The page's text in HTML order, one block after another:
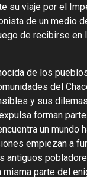
su viaje por el
de un medio
de recibirse en
de los
del
y sus
forman
un mundo
empiezan a
antiguos
parte del